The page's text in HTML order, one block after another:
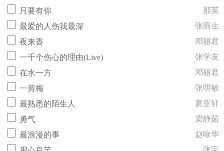
只要有你
那英
最爱的人伤我最深
张雨生
夜来香
邓丽君
一千个伤心的理由(Live)
张学友
在水一方
邓丽君
一剪梅
张明敏
最熟悉的陌生人
萧亚轩
勇气
梁静茹
最浪漫的事
赵咏华